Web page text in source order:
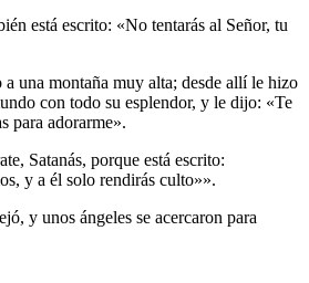
está escrito: «No tentarás al Señor, tu
una montaña muy alta; desde allí le hizo
con todo su esplendor, y le dijo: «Te
para adorarme».
Satanás, porque está escrito:
y a él solo rendirás culto»».
y unos ángeles se acercaron para